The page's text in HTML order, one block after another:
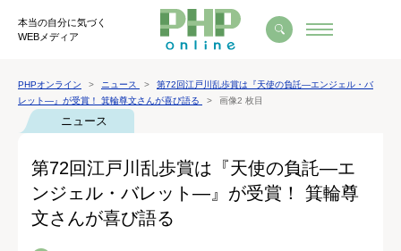
本当の自分に気づく
WEBメディア
PHPオンライン ニュース
第72回江戸川乱歩賞は『天使の負託―エンジェル・バ
レット―』が受賞！ 箕輪尊文さんが喜び語る
画像2 枚目
ニュース
第72回江戸川乱歩賞は『天使の負託―エ
ンジェル・バレット―』が受賞！ 箕輪尊
文さんが喜び語る